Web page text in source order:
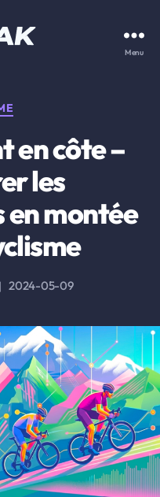
Menu
en côte –
les
montée
2024-05-09